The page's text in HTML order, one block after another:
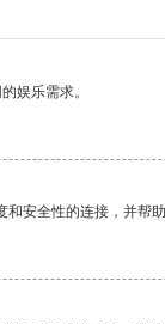
娱乐需求。
安全性的连接，并帮